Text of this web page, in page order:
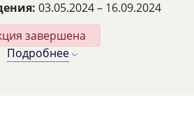
03.05.2024 – 16.09.2024
завершена
Подробнее